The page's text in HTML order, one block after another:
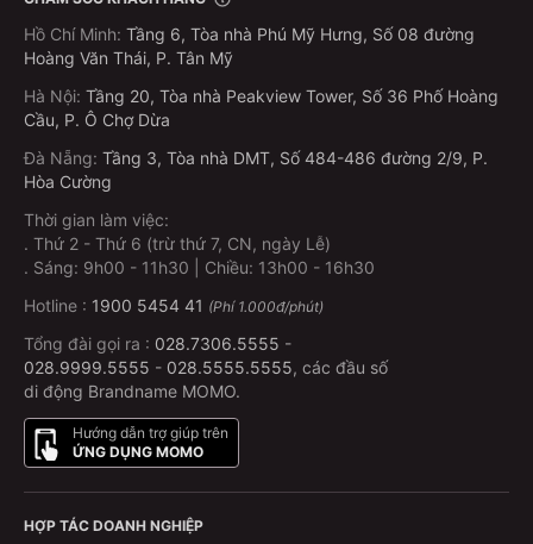
Hồ Chí Minh: Tầng 6, Tòa nhà Phú Mỹ Hưng, Số 08 đường
Hoàng Văn Thái, P. Tân Mỹ
Hà Nội: Tầng 20, Tòa nhà Peakview Tower, Số 36 Phố Hoàng
Cầu, P. Ô Chợ Dừa
Đà Nẵng: Tầng 3, Tòa nhà DMT, Số 484-486 đường 2/9, P.
Hòa Cường
Thời gian làm việc:
. Thứ 2 - Thứ 6 (trừ thứ 7, CN, ngày Lễ)
. Sáng: 9h00 - 11h30 | Chiều: 13h00 - 16h30
Hotline : 1900 5454 41 (Phí 1.000đ/phút)
Tổng đài gọi ra : 028.7306.5555 -
028.9999.5555 - 028.5555.5555, các đầu số
di động Brandname MOMO.
Hướng dẫn trợ giúp trên
ỨNG DỤNG MOMO
HỢP TÁC DOANH NGHIỆP